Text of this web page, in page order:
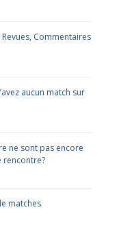
Commentaires
aucun match sur
ne sont pas encore
rencontre?
matches